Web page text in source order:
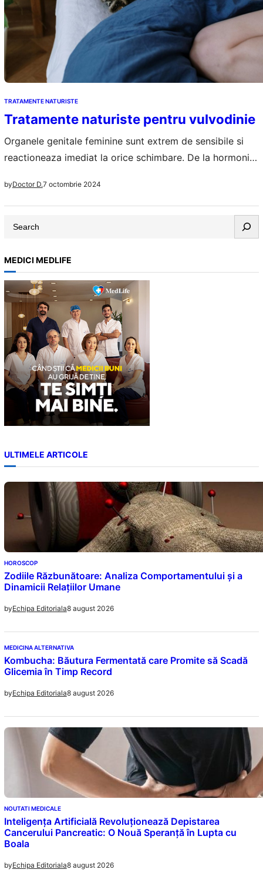
TRATAMENTE NATURISTE
Tratamente naturiste pentru vulvodinie
Organele genitale feminine sunt extrem de sensibile si
reactioneaza imediat la orice schimbare. De la hormoni
functioneaza aceste organe foarte importante pentru
reproducerea umana. Durerile aparute la nivelul vulvei,
vaginului, organelor genitale in general sunt greu de
gestionat pe termen scurt. Daca dureaza zile intregi
sau…
byDoctor D.7 octombrie 2024
a
r
c
h
MEDICI MEDLIFE
ULTIMELE ARTICOLE
HOROSCOP
Zodiile Răzbunătoare: Analiza Comportamentului și a
Dinamicii Relațiilor Umane
byEchipa Editoriala8 august 2026
MEDICINA ALTERNATIVA
Kombucha: Băutura Fermentată care Promite să Scadă
Glicemia în Timp Record
byEchipa Editoriala8 august 2026
NOUTATI MEDICALE
Inteligența Artificială Revoluționează Depistarea
Cancerului Pancreatic: O Nouă Speranță în Lupta cu
Boala
byEchipa Editoriala8 august 2026